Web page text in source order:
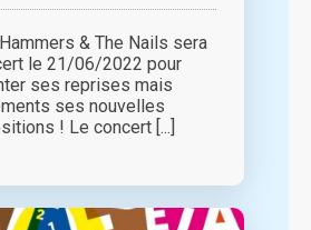
& The Nails sera
le 21/06/2022 pour
ses reprises mais
ses nouvelles
! Le concert [...]